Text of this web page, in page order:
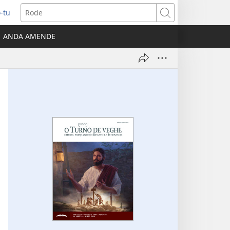
tu
Rode
ANDA AMENDE